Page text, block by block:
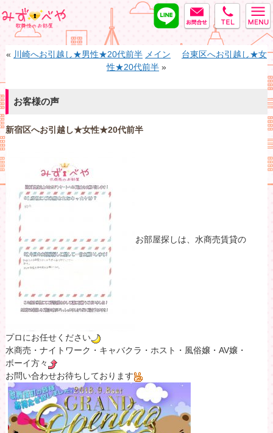
tel
MAIL
LINE
« 川崎へお引越し★男性★20代前半 メイン
台東区へお引越し★女
性★20代前半»
お客様の声
新宿区へお引越し★女性★20代前半
お部屋探しは、水商売賃貸の
プロにお任せください
水商売・ナイトワーク・キャバクラ・ホスト・風俗嬢・AV嬢・
ボーイ方々
お問い合わせお待ちしております